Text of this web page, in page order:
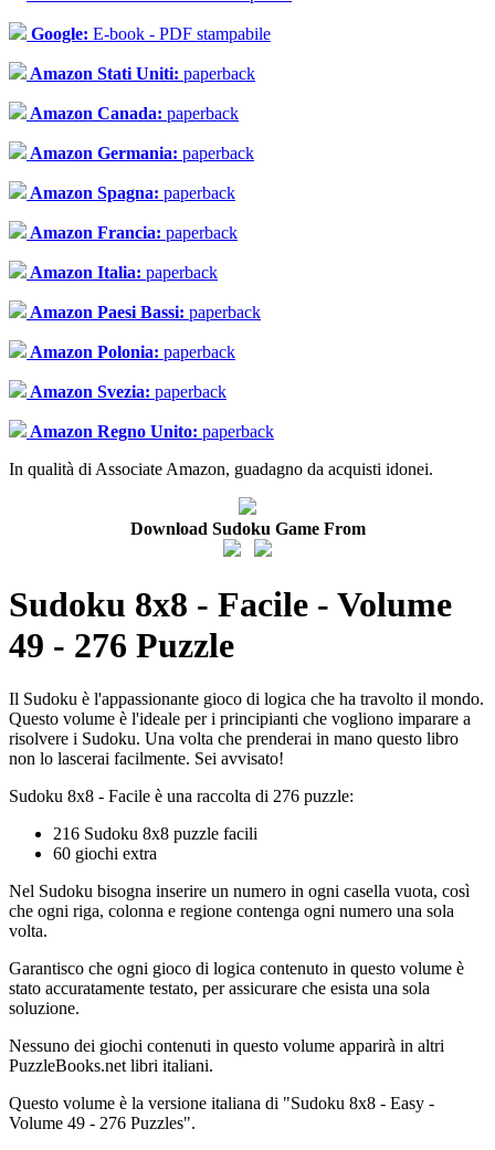
Google: E-book - PDF stampabile
Amazon Stati Uniti: paperback
Amazon Canada: paperback
Amazon Germania: paperback
Amazon Spagna: paperback
Amazon Francia: paperback
Amazon Italia: paperback
Amazon Paesi Bassi: paperback
Amazon Polonia: paperback
Amazon Svezia: paperback
Amazon Regno Unito: paperback
In qualità di Associate Amazon, guadagno da acquisti idonei.
Download Sudoku Game From
Sudoku 8x8 - Facile - Volume
49 - 276 Puzzle
Il Sudoku è l'appassionante gioco di logica che ha travolto il mondo.
Questo volume è l'ideale per i principianti che vogliono imparare a
risolvere i Sudoku. Una volta che prenderai in mano questo libro
non lo lascerai facilmente. Sei avvisato!
Sudoku 8x8 - Facile è una raccolta di 276 puzzle:
216 Sudoku 8x8 puzzle facili
60 giochi extra
Nel Sudoku bisogna inserire un numero in ogni casella vuota, così
che ogni riga, colonna e regione contenga ogni numero una sola
volta.
Garantisco che ogni gioco di logica contenuto in questo volume è
stato accuratamente testato, per assicurare che esista una sola
soluzione.
Nessuno dei giochi contenuti in questo volume apparirà in altri
PuzzleBooks.net libri italiani.
Questo volume è la versione italiana di "Sudoku 8x8 - Easy -
Volume 49 - 276 Puzzles".